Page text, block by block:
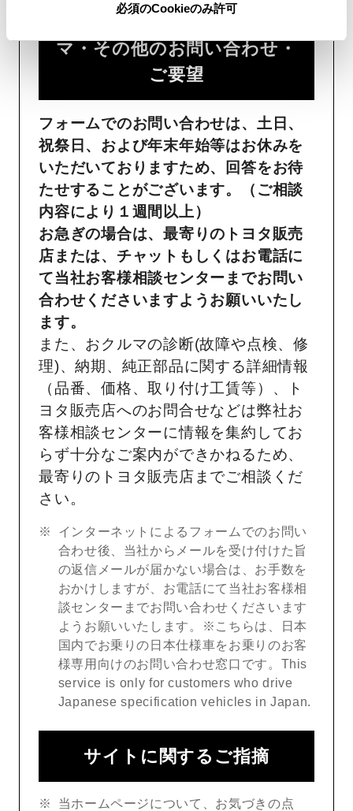
必須のCookieのみ許可
マ・その他のお問い合わせ・
ご要望​
フォームでのお問い合わせは、土日、
祝祭日、および年末年始等はお休みを
いただいておりますため、回答をお待
たせすることがございます。（ご相談
内容により１週間以上）
お急ぎの場合は、最寄りのトヨタ販売
店または、チャットもしくはお電話に
て当社お客様相談センターまでお問い
合わせくださいますようお願いいたし
ます。
また、おクルマの診断(故障や点検、修
理)、納期、純正部品に関する詳細情報
（品番、価格、取り付け工賃等）、ト
ヨタ販売店へのお問合せなどは弊社お
客様相談センターに情報を集約してお
らず十分なご案内ができかねるため、
最寄りのトヨタ販売店までご相談くだ
さい。
インターネットによるフォームでのお問い
合わせ後、当社からメールを受け付けた旨
の返信メールが届かない場合は、お手数を
おかけしますが、お電話にて当社お客様相
談センターまでお問い合わせくださいます
ようお願いいたします。※こちらは、日本
国内でお乗りの日本仕様車をお乗りのお客
様専用向けのお問い合わせ窓口です。This
service is only for customers who drive
Japanese specification vehicles in Japan.
サイトに関するご指摘
当ホームページについて、お気づきの点